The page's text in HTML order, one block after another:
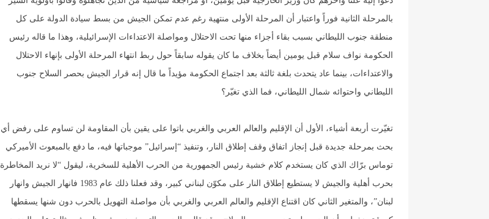
بالمرحلة الثانية فوراً واعتبار أن المرحلة الأولى منتهية رغم عدم تمكن الجيش من بسط سيادة الدولة على كل
منطقة جنوب الليطاني بسبب بقاء أجزاء منها تحت الاحتلال ومواصلة الاعتداءات الإسرائيلية، وهذا ما قاله رئيس
الحكومة نواف سلام قبل يومين أيضاً بخلاف ما كان يقوله سابقاً حول ربط انتهاء المرحلة الأولى بإنهاء الاحتلال
والاعتداءات، بينما عاد يتحدث بلغة ثالثة بعد اجتماع الحكومة مؤيداً ما قال إنه قرار الجيش بحصر السلاح جنوب
الليطاني واحتوائه شمال الليطاني، فما الذي تغيّر؟
تغيّرت أربعة أشياء، الأول أن الإقليم والعالم العربي والغربي باتوا على يقين بأن المقاومة لن تساوم على رفض أي
بحث بمرحلة جديدة قبل إنجاز اتفاق وقف إطلاق النار، وتنفيذ “إسرائيل” موجباتها فيه، ما دفع بالمبعوث الأميركي
توماس برّاك الذي كان يستخدم كلام خشية رئيس الجمهورية من الحرب الأهلية للسخرية، ليقول “لا نريد المخاطرة
بحرب أهلية والجيش لا يستطيع إطلاق النار على مكوّن لبناني كبير، وقد فعلنا ذلك عام 1983 فانهار الجيش وانهار
لبنان”، والمتغير الثاني كان اقتناع الإقليم والعالم العربي والغربي بأن مواصلة التهويل بالحرب دون شنها يسقطها